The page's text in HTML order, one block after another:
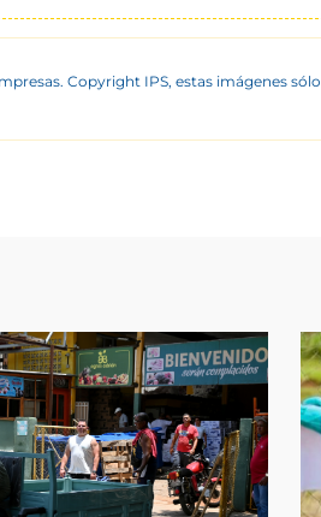
Copyright IPS, estas imágenes sólo